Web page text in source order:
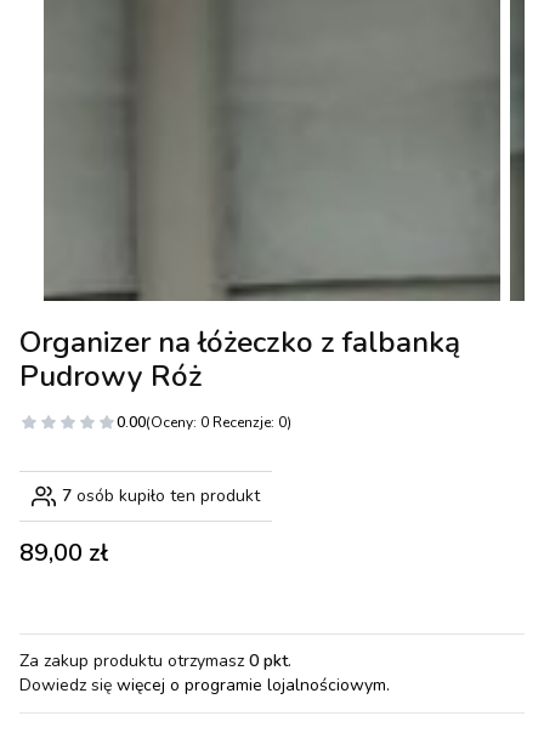
Organizer na łóżeczko z falbanką
Pudrowy Róż
0.00(Oceny: 0 Recenzje: 0)
7 osób kupiło ten produkt
Cena
89,00 zł
Za zakup produktu otrzymasz 0 pkt.
Dowiedz się więcej o programie lojalnościowym.